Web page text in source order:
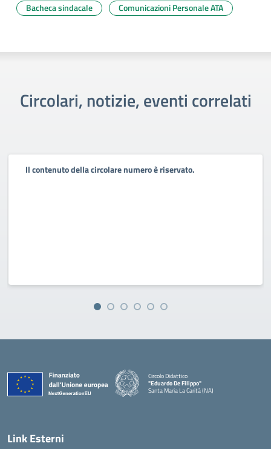
Bacheca sindacale Comunicazioni Personale ATA
Circolari, notizie, eventi correlati
Il contenuto della circolare numero è riservato.
Circolo Didattico
"Eduardo De Filippo"
Santa Maria La Carità (NA)
Link Esterni